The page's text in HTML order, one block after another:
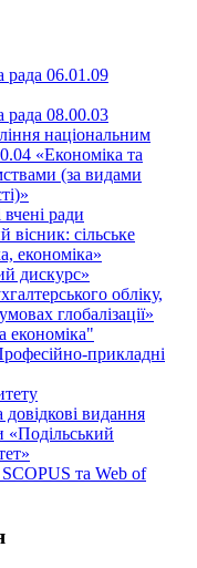
рада 06.01.09
рада 08.00.03
національним
«Економіка та
(за видами
вчені ради
вісник: сільське
економіка»
дискурс»
обліку,
глобалізації»
економіка"
прикладні
довідкові видання
«Подільський
та Web of